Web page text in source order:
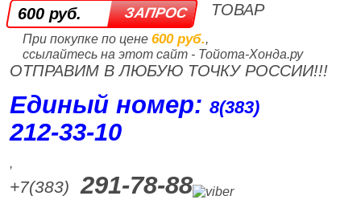
600 руб.
При покупке по цене 600 руб.,
ссылайтесь на этот сайт - Тойота-Хонда.ру
ТОВАР
ОТПРАВИМ В ЛЮБУЮ ТОЧКУ РОССИИ!!!
Единый номер:8(383)
212‑33‑10
,
+7(383) 291-78-88